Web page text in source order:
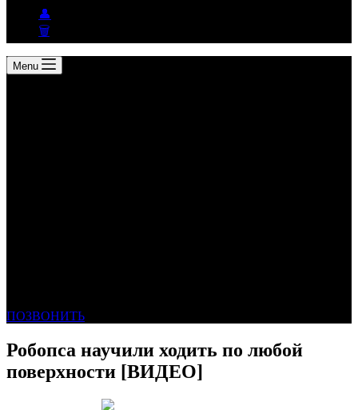
👤
🗑
Menu
ПОЗВОНИТЬ
Робопса научили ходить по любой
поверхности [ВИДЕО]